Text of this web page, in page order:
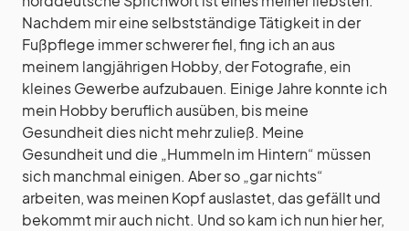
Nachdem mir eine selbstständige Tätigkeit in der
Fußpflege immer schwerer fiel, fing ich an aus
meinem langjährigen Hobby, der Fotografie, ein
kleines Gewerbe aufzubauen. Einige Jahre konnte ich
mein Hobby beruflich ausüben, bis meine
Gesundheit dies nicht mehr zuließ. Meine
Gesundheit und die „Hummeln im Hintern“ müssen
sich manchmal einigen. Aber so „gar nichts“
arbeiten, was meinen Kopf auslastet, das gefällt und
bekommt mir auch nicht. Und so kam ich nun hier her,